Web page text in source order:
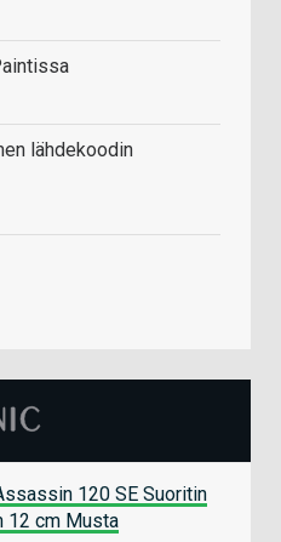
lähdekoodin
120 SE Suoritin
12 cm Musta